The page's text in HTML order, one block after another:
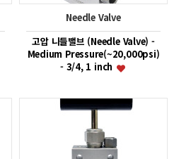
Needle Valve
고압 니들밸브 (Needle Valve) -
Medium Pressure(~20,000psi)
- 3/4, 1 inch